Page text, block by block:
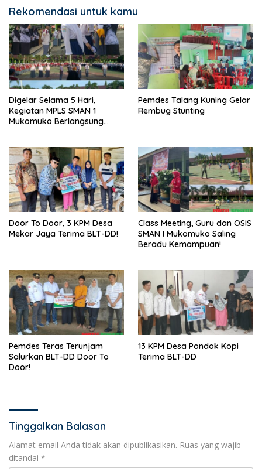
Rekomendasi untuk kamu
Digelar Selama 5 Hari,
Kegiatan MPLS SMAN 1
Mukomuko Berlangsung
Pemdes Talang Kuning Gelar
Rembug Stunting
Door To Door, 3 KPM Desa
Mekar Jaya Terima BLT-DD!
Class Meeting, Guru dan OSIS
SMAN I Mukomuko Saling
Beradu Kemampuan!
Pemdes Teras Terunjam
Salurkan BLT-DD Door To
Door!
13 KPM Desa Pondok Kopi
Terima BLT-DD
Tinggalkan Balasan
Alamat email Anda tidak akan dipublikasikan. Ruas yang wajib
ditandai *